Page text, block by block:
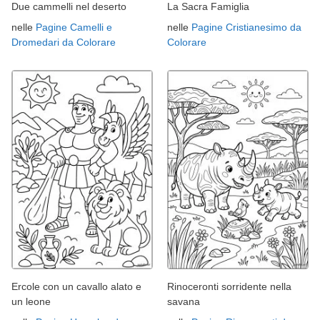
Due cammelli nel deserto
nelle Pagine Camelli e
Dromedari da Colorare
La Sacra Famiglia
nelle Pagine Cristianesimo da
Colorare
Ercole con un cavallo alato e
un leone
Rinoceronti sorridente nella
savana